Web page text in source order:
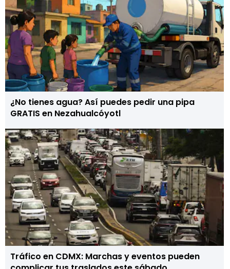
¿No tienes agua? Así puedes pedir una pipa
GRATIS en Nezahualcóyotl
Tráfico en CDMX: Marchas y eventos pueden